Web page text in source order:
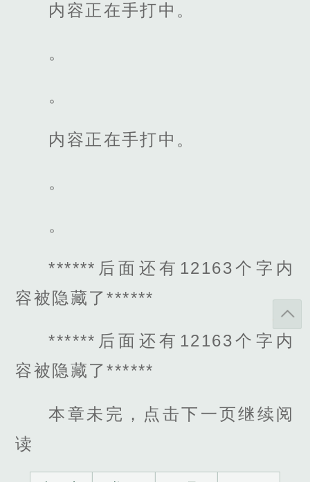
内容正在手打中。
。
。
内容正在手打中。
。
。
******后面还有12163个字内
容被隐藏了******
******后面还有12163个字内
容被隐藏了******
本章未完，点击下一页继续阅
读